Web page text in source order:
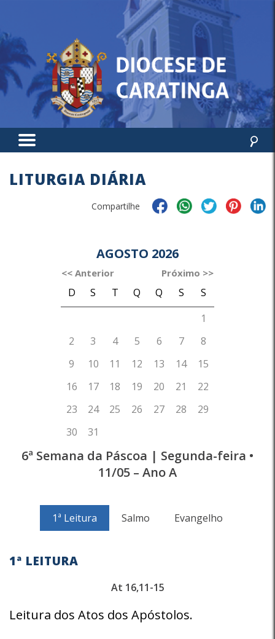
LITURGIA DIÁRIA
Compartilhe
6ª Semana da Páscoa | Segunda-feira •
11/05 – Ano A
1ª Leitura Salmo Evangelho
1ª LEITURA
At 16,11-15
Leitura dos Atos dos Apóstolos.